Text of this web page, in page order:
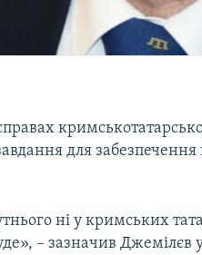
для забезпечення
ні у кримських
– зазначив Джемілєв